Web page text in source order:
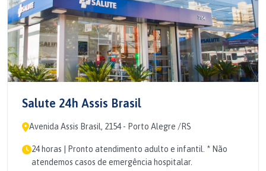
Salute 24h Assis Brasil
Avenida Assis Brasil, 2154 - Porto Alegre /RS
24 horas | Pronto atendimento adulto e infantil. * Não
atendemos casos de emergência hospitalar.